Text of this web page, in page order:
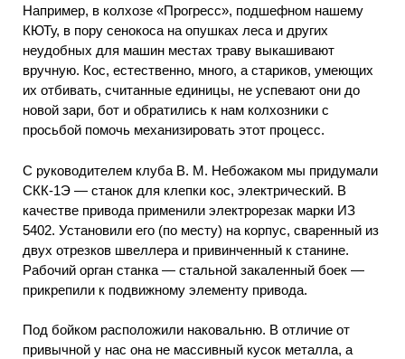
Например, в колхозе «Прогресс», подшефном нашему
КЮТу, в пору сенокоса на опушках леса и других
неудобных для машин местах траву выкашивают
вручную. Кос, естественно, много, а стариков, умеющих
их отбивать, считанные единицы, не успевают они до
новой зари, бот и обратились к нам колхозники с
просьбой помочь механизировать этот процесс.
С руководителем клуба В. М. Небожаком мы придумали
СКК-1Э — станок для клепки кос, электрический. В
качестве привода применили электрорезак марки ИЗ
5402. Установили его (по месту) на корпус, сваренный из
двух отрезков швеллера и привинченный к станине.
Рабочий орган станка — стальной закаленный боек —
прикрепили к подвижному элементу привода.
Под бойком расположили наковальню. В отличие от
привычной у нас она не массивный кусок металла, а